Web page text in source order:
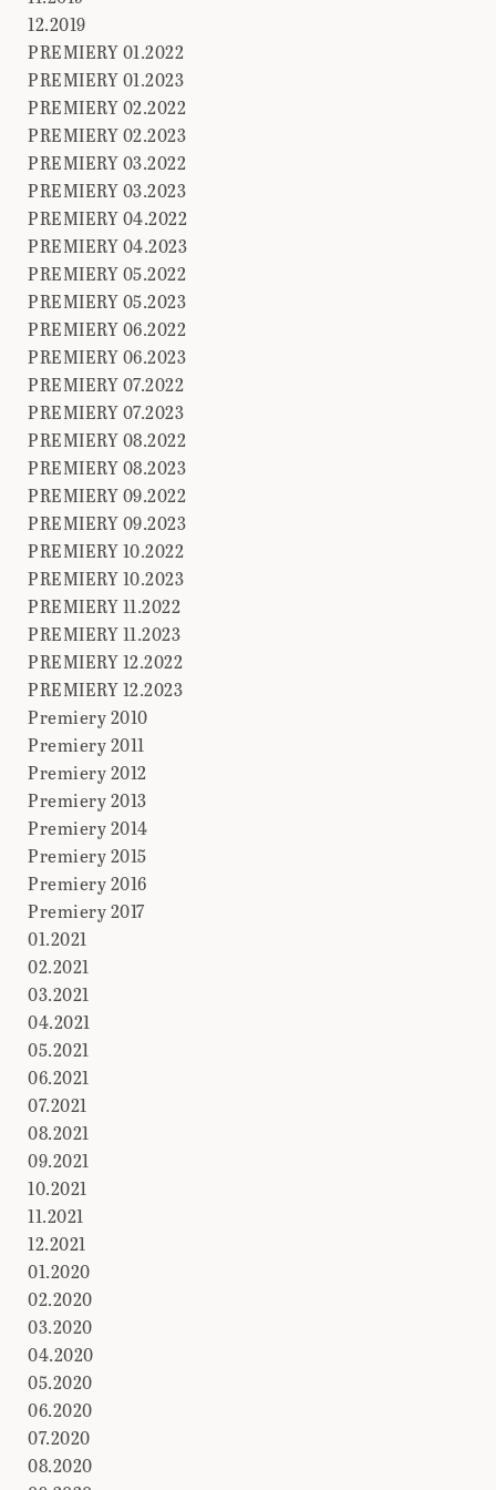
12.2019
PREMIERY 01.2022
PREMIERY 01.2023
PREMIERY 02.2022
PREMIERY 02.2023
PREMIERY 03.2022
PREMIERY 03.2023
PREMIERY 04.2022
PREMIERY 04.2023
PREMIERY 05.2022
PREMIERY 05.2023
PREMIERY 06.2022
PREMIERY 06.2023
PREMIERY 07.2022
PREMIERY 07.2023
PREMIERY 08.2022
PREMIERY 08.2023
PREMIERY 09.2022
PREMIERY 09.2023
PREMIERY 10.2022
PREMIERY 10.2023
PREMIERY 11.2022
PREMIERY 11.2023
PREMIERY 12.2022
PREMIERY 12.2023
Premiery 2010
Premiery 2011
Premiery 2012
Premiery 2013
Premiery 2014
Premiery 2015
Premiery 2016
Premiery 2017
01.2021
02.2021
03.2021
04.2021
05.2021
06.2021
07.2021
08.2021
09.2021
10.2021
11.2021
12.2021
01.2020
02.2020
03.2020
04.2020
05.2020
06.2020
07.2020
08.2020